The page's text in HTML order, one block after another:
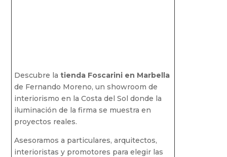
Descubre la tienda Foscarini en Marbella
de Fernando Moreno, un showroom de
interiorismo en la Costa del Sol donde la
iluminación de la firma se muestra en
proyectos reales.
Asesoramos a particulares, arquitectos,
interioristas y promotores para elegir las